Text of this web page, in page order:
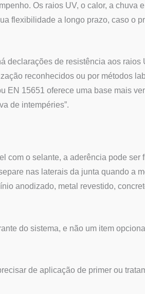
Os raios UV, o calor, a chuva
flexibilidade a longo prazo, caso o
declarações de resistência aos raios
reconhecidos ou por métodos
EN 15651 oferece uma base mais
de intempéries”.
com o selante, a aderência pode ser
nas laterais da junta quando a
anodizado, metal revestido,
do sistema, e não um item
de aplicação de primer ou